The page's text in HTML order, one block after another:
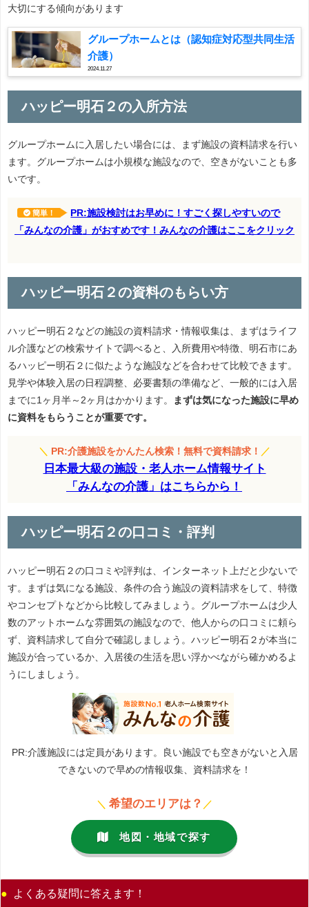
大切にする傾向があります
グループホームとは（認知症対応型共同生活
介護）
2024.11.27
ハッピー明石２の入所方法
グループホームに入居したい場合には、まず施設の資料請求を行い
ます。グループホームは小規模な施設なので、空きがないことも多
いです。
簡単！
PR:施設検討はお早めに！すごく探しやすいので
「みんなの介護」がおすめです！みんなの介護はここをクリック
ハッピー明石２の資料のもらい方
ハッピー明石２などの施設の資料請求・情報収集は、まずはライフ
ル介護などの検索サイトで調べると、入所費用や特徴、明石市にあ
るハッピー明石２に似たような施設などを合わせて比較できます。
見学や体験入居の日程調整、必要書類の準備など、一般的には入居
までに1ヶ月半～2ヶ月はかかります。
まずは気になった施設に早め
に資料をもらうことが重要です。
＼ PR:介護施設をかんたん検索！無料で資料請求！ ／
日本最大級の施設・老人ホーム情報サイト
「みんなの介護」はこちらから！
ハッピー明石２の口コミ・評判
ハッピー明石２の口コミや評判は、インターネット上だと少ないで
す。まずは気になる施設、条件の合う施設の資料請求をして、特徴
やコンセプトなどから比較してみましょう。グループホームは少人
数のアットホームな雰囲気の施設なので、他人からの口コミに頼ら
ず、資料請求して自分で確認しましょう。ハッピー明石２が本当に
施設が合っているか、入居後の生活を思い浮かべながら確かめるよ
うにしましょう。
PR:介護施設には定員があります。良い施設でも空きがないと入居
できないので早めの情報収集、資料請求を！
＼ 希望のエリアは？ ／
地図・地域で探す
よくある疑問に答えます！